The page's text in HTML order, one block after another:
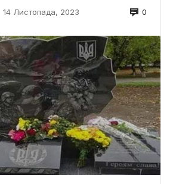
14 Листопада, 2023 0